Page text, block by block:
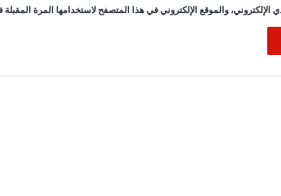
والموقع الإلكتروني في هذا المتصفح لاستخدامها المرة